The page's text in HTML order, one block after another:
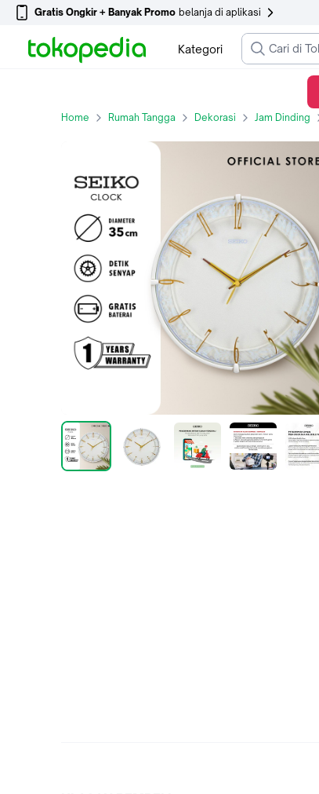
Gratis Ongkir + Banyak Promo belanja di aplikasi
Kategori
Home Rumah Tangga Dekorasi Jam Dinding